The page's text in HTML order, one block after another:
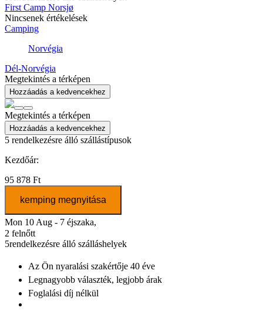
First Camp Norsjø
Nincsenek értékelések
Camping
Norvégia
Dél-Norvégia
Megtekintés a térképen
Hozzáadás a kedvencekhez
Megtekintés a térképen
Hozzáadás a kedvencekhez
5 rendelkezésre álló szállástípusok
Kezdőár:
95 878 Ft
kemping megnyitása
Mon 10 Aug - 7 éjszaka,
2 felnőtt
5rendelkezésre álló szálláshelyek
Az Ön nyaralási szakértője 40 éve
Legnagyobb választék, legjobb árak
Foglalási díj nélkül